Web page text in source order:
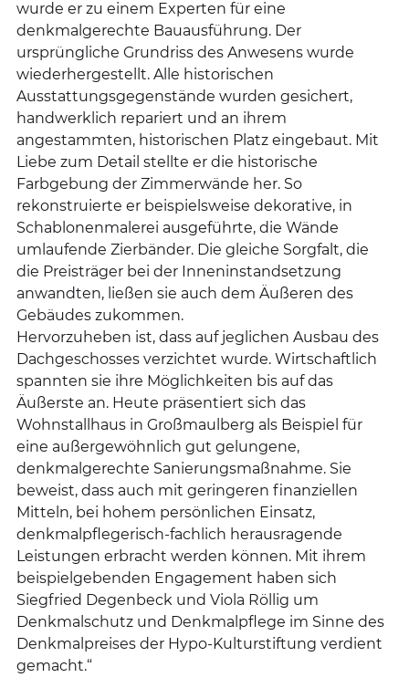
wurde er zu einem Experten für eine
denkmalgerechte Bauausführung. Der
ursprüngliche Grundriss des Anwesens wurde
wiederhergestellt. Alle historischen
Ausstattungsgegenstände wurden gesichert,
handwerklich repariert und an ihrem
angestammten, historischen Platz eingebaut. Mit
Liebe zum Detail stellte er die historische
Farbgebung der Zimmerwände her. So
rekonstruierte er beispielsweise dekorative, in
Schablonenmalerei ausgeführte, die Wände
umlaufende Zierbänder. Die gleiche Sorgfalt, die
die Preisträger bei der Inneninstandsetzung
anwandten, ließen sie auch dem Äußeren des
Gebäudes zukommen.
Hervorzuheben ist, dass auf jeglichen Ausbau des
Dachgeschosses verzichtet wurde. Wirtschaftlich
spannten sie ihre Möglichkeiten bis auf das
Äußerste an. Heute präsentiert sich das
Wohnstallhaus in Großmaulberg als Beispiel für
eine außergewöhnlich gut gelungene,
denkmalgerechte Sanierungsmaßnahme. Sie
beweist, dass auch mit geringeren finanziellen
Mitteln, bei hohem persönlichen Einsatz,
denkmalpflegerisch-fachlich herausragende
Leistungen erbracht werden können. Mit ihrem
beispielgebenden Engagement haben sich
Siegfried Degenbeck und Viola Röllig um
Denkmalschutz und Denkmalpflege im Sinne des
Denkmalpreises der Hypo-Kulturstiftung verdient
gemacht.“